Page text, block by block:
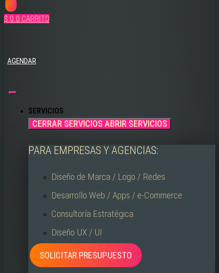
$ 0 0 CARRITO
AGENDAR
SERVICIOS
CERRAR SERVICIOS ABRIR SERVICIOS
PARA EMPRESAS Y AGENCIAS:
Diseño de Marca / Logo / Redes
Desarrollo Web / Apps / e-Commerce
Consultoría Estratégica
Diseño UX / UI
SOLICITAR PRESUPUESTO